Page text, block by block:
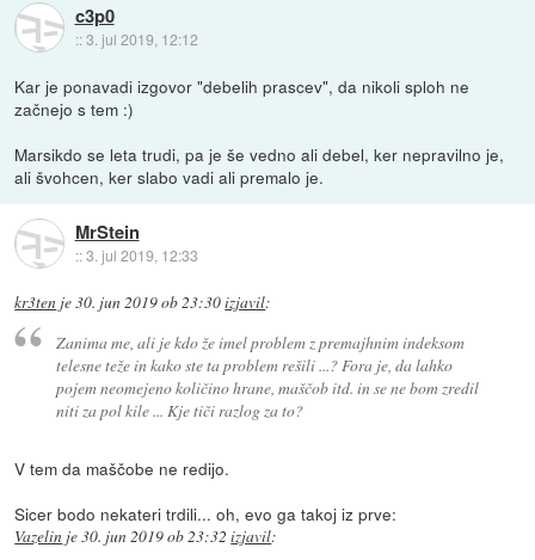
c3p0
::3. jul 2019, 12:12
Kar je ponavadi izgovor "debelih prascev", da nikoli sploh ne
začnejo s tem :)
Marsikdo se leta trudi, pa je še vedno ali debel, ker nepravilno je,
ali švohcen, ker slabo vadi ali premalo je.
MrStein
::3. jul 2019, 12:33
kr3ten je30. jun 2019 ob 23:30izjavil:
Zanima me, ali je kdo že imel problem z premajhnim indeksom
telesne teže in kako ste ta problem rešili ...? Fora je, da lahko
pojem neomejeno količino hrane, maščob itd. in se ne bom zredil
niti za pol kile ... Kje tiči razlog za to?
V tem da maščobe ne redijo.
Sicer bodo nekateri trdili... oh, evo ga takoj iz prve:
Vazelin je30. jun 2019 ob 23:32 izjavil: